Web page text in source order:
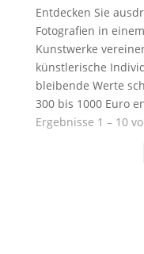
Entdecken Sie
Fotografien in
Kunstwerke
künstlerische
bleibende Werte
300 bis 1000 Euro
Ergebnisse 1 – 10